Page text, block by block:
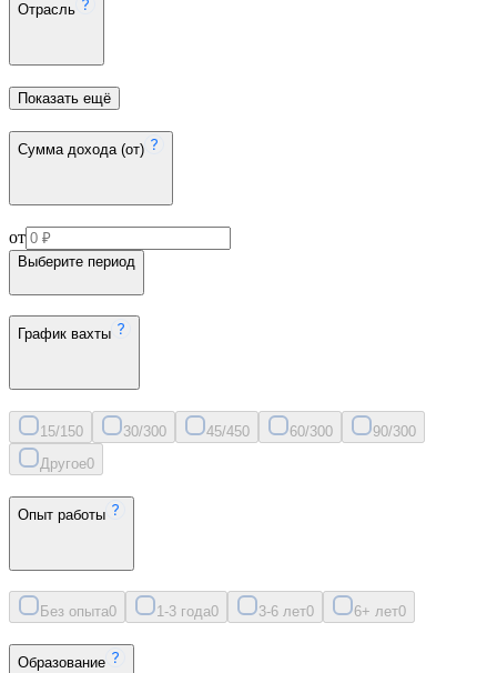
Отрасль
Показать ещё
Сумма дохода (от)
от
Выберите период
График вахты
15/150 30/300 45/450 60/300 90/300
Другое0
Опыт работы
Без опыта0 1-3 года0 3-6 лет0 6+ лет0
Образование